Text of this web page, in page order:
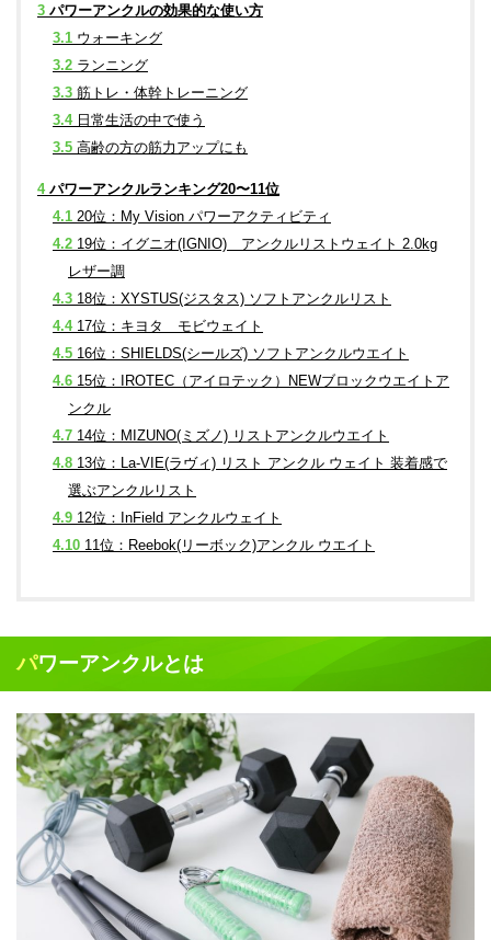
3 パワーアンクルの効果的な使い方
3.1 ウォーキング
3.2 ランニング
3.3 筋トレ・体幹トレーニング
3.4日常生活の中で使う
3.5 高齢の方の筋力アップにも
4パワーアンクルランキング20〜11位
4.1 20位：My Vision パワーアクティビティ
4.2 19位：イグニオ(IGNIO) アンクルリストウェイト 2.0kg
レザー調
4.3 18位：XYSTUS(ジスタス) ソフトアンクルリスト
4.417位：キヨタ モビウェイト
4.5 16位：SHIELDS(シールズ) ソフトアンクルウエイト
4.6 15位：IROTEC（アイロテック）NEWブロックウエイトア
ンクル
4.7 14位：MIZUNO(ミズノ) リストアンクルウエイト
4.8 13位：La-VIE(ラヴィ) リスト アンクル ウェイト 装着感で
選ぶアンクルリスト
4.9 12位：InField アンクルウェイト
4.10 11位：Reebok(リーボック)アンクル ウエイト
パワーアンクルとは